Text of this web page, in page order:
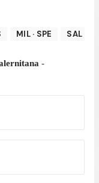
MIL· SPE SAL
-